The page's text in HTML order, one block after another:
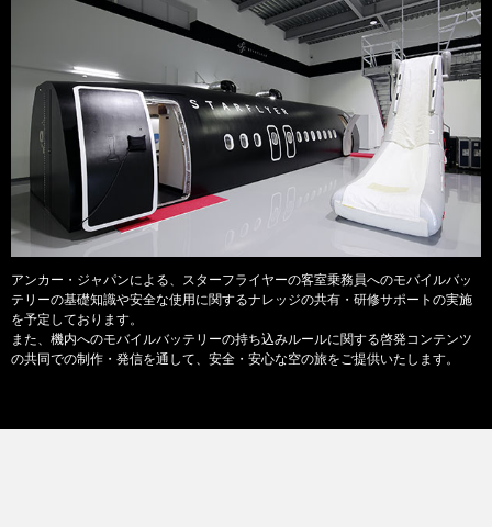
アンカー・ジャパンによる、スターフライヤーの客室乗務員へのモバイルバッ
テリーの基礎知識や安全な使用に関するナレッジの共有・研修サポートの実施
を予定しております。
また、機内へのモバイルバッテリーの持ち込みルールに関する啓発コンテンツ
の共同での制作・発信を通して、安全・安心な空の旅をご提供いたします。